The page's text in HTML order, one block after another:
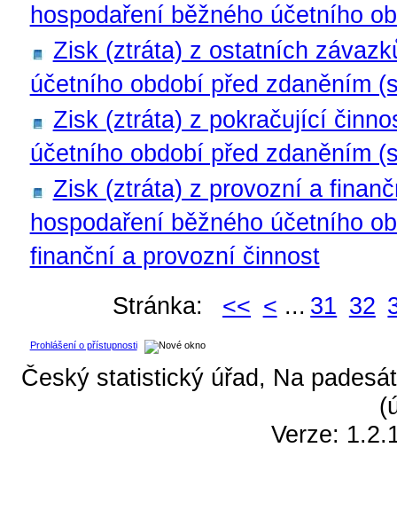
hospodaření běžného účetního
Zisk (ztráta) z ostatních
účetního období před zdaněním
Zisk (ztráta) z pokračující
účetního období před zdaněním
Zisk (ztráta) z provozní a
hospodaření běžného účetního
finanční a provozní činnost
Stránka:
<< < ... 31 32
Prohlášení o přístupnosti
Český statistický úřad, Na
Verze: